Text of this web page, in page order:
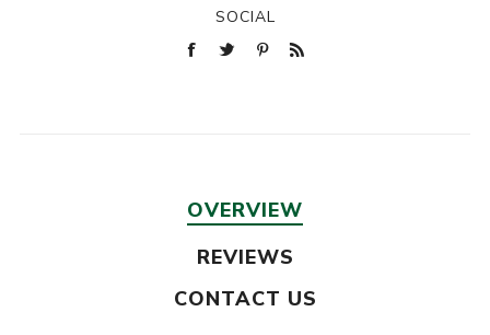
SOCIAL
OVERVIEW
REVIEWS
CONTACT US